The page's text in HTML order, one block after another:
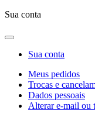
Sua conta
Sua conta
Meus pedidos
Trocas e
Dados pessoais
Alterar e-mail ou